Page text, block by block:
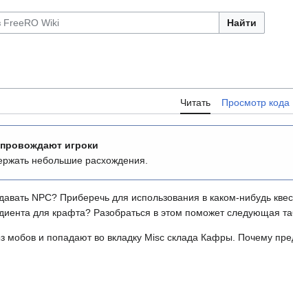
Найти
Читать Просмотр кода
игроки
небольшие расхождения.
NPC? Приберечь для использования в каком-нибудь
для крафта? Разобраться в этом поможет следующая
и попадают во вкладку Misc склада Кафры. Почему